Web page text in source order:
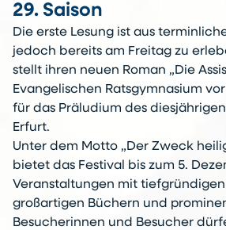
29. Saison
Die erste Lesung ist aus
jedoch bereits am Freitag zu
stellt ihren neuen Roman „Die
Evangelischen Ratsgymnasium
für das Präludium des
Erfurt.
Unter dem Motto „Der Zweck
bietet das Festival bis zum 5.
Veranstaltungen mit
großartigen Büchern und
Besucherinnen und Besucher